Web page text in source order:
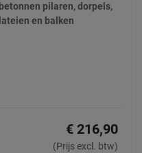
betonnen pilaren, dorpels,
lateien en balken
€ 216,90
(Prijs excl. btw)